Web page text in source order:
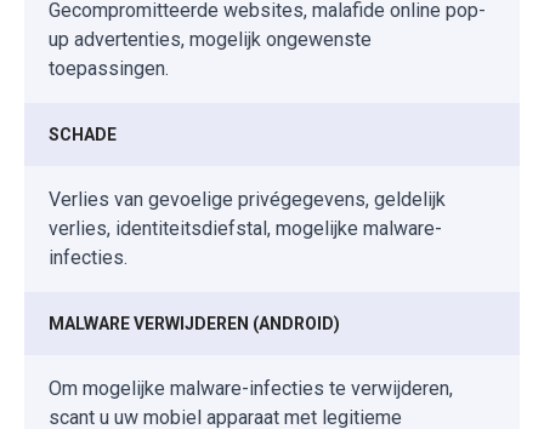
Gecompromitteerde websites, malafide online pop-
up advertenties, mogelijk ongewenste
toepassingen.
SCHADE
Verlies van gevoelige privégegevens, geldelijk
verlies, identiteitsdiefstal, mogelijke malware-
infecties.
MALWARE VERWIJDEREN (ANDROID)
Om mogelijke malware-infecties te verwijderen,
scant u uw mobiel apparaat met legitieme